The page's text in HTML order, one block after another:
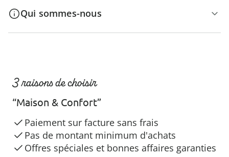
Qui sommes-nous
3 raisons de choisir
“Maison & Confort”
Paiement sur facture sans frais
Pas de montant minimum d'achats
Offres spéciales et bonnes affaires garanties